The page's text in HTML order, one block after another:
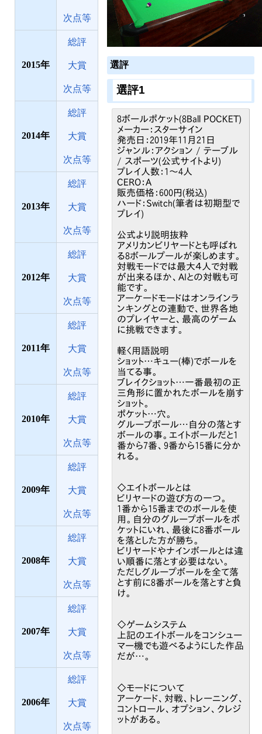
次点等
2015
総評
大賞
次点等
2014
総評
大賞
次点等
2013
総評
大賞
次点等
2012
総評
大賞
次点等
2011
総評
大賞
次点等
2010
総評
大賞
次点等
2009
総評
大賞
次点等
2008
総評
大賞
次点等
2007
総評
大賞
次点等
2006
総評
大賞
次点等
選評
選評1
8ボールポケット(8Ball POCKET)
メーカー：スターサイン
発売日：2019年11月21日
ジャンル：アクション / テーブル
/ スポーツ(公式サイトより)
プレイ人数：1～4人
CERO：A
販売価格：600円(税込)
ハード：Switch(筆者は初期型で
プレイ)
公式より説明抜粋
アメリカンビリヤードとも呼ばれ
る8ボールプールが楽しめます。
対戦モードでは最大４人で対戦
が出来るほか、AIとの対戦も可
能です。
アーケードモードはオンラインラ
ンキングとの連動で、世界各地
のプレイヤーと、最高のゲーム
に挑戦できます。
軽く用語説明
ショット…キュー(棒)でボールを
当てる事。
ブレイクショット…一番最初の正
三角形に置かれたボールを崩す
ショット。
ポケット…穴。
グループボール…自分の落とす
ボールの事。エイトボールだと1
番から7番、9番から15番に分か
れる。
◇エイトボールとは
ビリヤードの遊び方の一つ。
1番から15番までのボールを使
用。自分のグループボールをポ
ケットにいれ、最後に8番ボール
を落とした方が勝ち。
ビリヤードやナインボールとは違
い順番に落とす必要はない。
ただしグループボールを全て落
とす前に8番ボールを落とすと負
け。
◇ゲームシステム
上記のエイトボールをコンシュー
マー機でも遊べるようにした作品
だが…。
◇モードについて
アーケード、対戦、トレーニング、
コントロール、オプション、クレジ
ットがある。